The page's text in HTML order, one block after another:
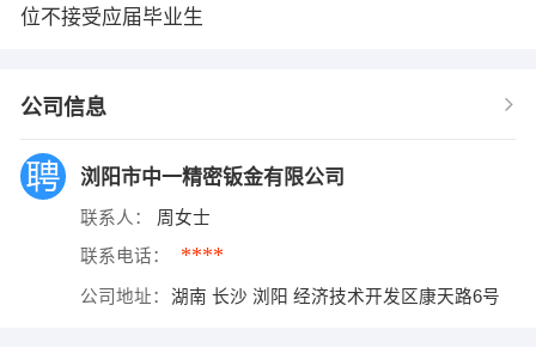
位不接受应届毕业生
公司信息
浏阳市中一精密钣金有限公司
联系人： 周女士
联系电话： ****
公司地址： 湖南 长沙 浏阳 经济技术开发区康天路6号